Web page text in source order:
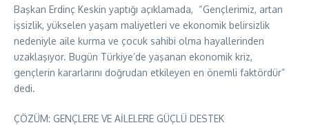
Başkan Erdinç Keskin yaptığı açıklamada, “Gençlerimiz, artan
işsizlik, yükselen yaşam maliyetleri ve ekonomik belirsizlik
nedeniyle aile kurma ve çocuk sahibi olma hayallerinden
uzaklaşıyor. Bugün Türkiye’de yaşanan ekonomik kriz,
gençlerin kararlarını doğrudan etkileyen en önemli faktördür”
dedi.
ÇÖZÜM: GENÇLERE VE AİLELERE GÜÇLÜ DESTEK